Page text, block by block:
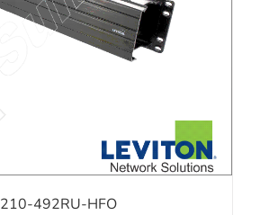
210-492RU-HFO